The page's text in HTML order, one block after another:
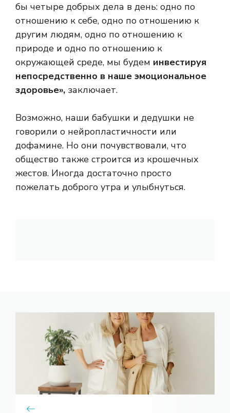
бы четыре добрых дела в день: одно по
отношению к себе, одно по отношению к
другим людям, одно по отношению к
природе и одно по отношению к
окружающей среде, мы будем инвестируя
непосредственно в наше эмоциональное
здоровье», заключает.
Возможно, наши бабушки и дедушки не
говорили о нейропластичности или
дофамине. Но они почувствовали, что
общество также строится из крошечных
жестов. Иногда достаточно просто
пожелать доброго утра и улыбнуться.